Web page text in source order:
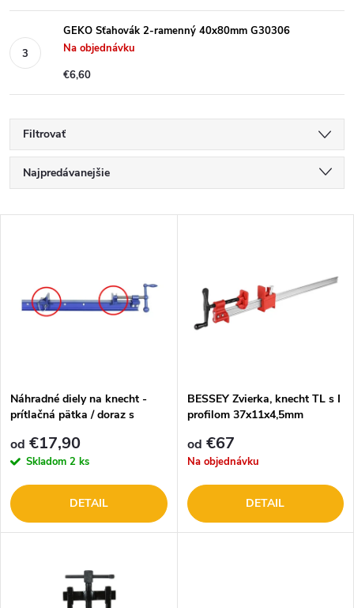
GEKO Sťahovák 2-ramenný 40x80mm G30306
Na objednávku
€6,60
Filtrovať
R
a
e
e
p
r
o
Najpredávanejšie
p
s
p
r
o
Náhradné diely na knecht -
prítlačná pätka / doraz s
od €17,90
Skladom 2 ks
DETAIL
BESSEY Zvierka, knecht TL s I
profilom 37x11x4,5mm
od €67
Na objednávku
DETAIL